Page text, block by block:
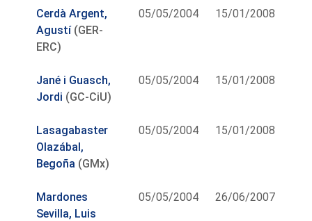
Cerdà Argent,
Agustí(GER-
ERC)
05/05/2004 15/01/2008
Jané i Guasch,
Jordi (GC-CiU)
05/05/2004 15/01/2008
Lasagabaster
Olazábal,
Begoña (GMx)
05/05/2004 15/01/2008
Mardones
Sevilla, Luis
05/05/2004 26/06/2007